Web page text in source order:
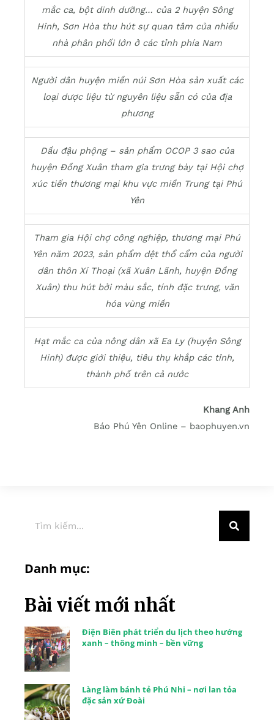
mắc ca, bột dinh dưỡng… của 2 huyện Sông
Hinh, Sơn Hòa thu hút sự quan tâm của nhiều
nhà phân phối lớn ở các tỉnh phía Nam
Người dân huyện miền núi Sơn Hòa sản xuất các
loại dược liệu từ nguyên liệu sẵn có của địa
phương
Dầu đậu phộng – sản phẩm OCOP 3 sao của
huyện Đồng Xuân tham gia trưng bày tại Hội chợ
xúc tiến thương mại khu vực miền Trung tại Phú
Yên
Tham gia Hội chợ công nghiệp, thương mại Phú
Yên năm 2023, sản phẩm dệt thổ cẩm của người
dân thôn Xí Thoại (xã Xuân Lãnh, huyện Đồng
Xuân) thu hút bởi màu sắc, tính đặc trưng, văn
hóa vùng miền
Hạt mắc ca của nông dân xã Ea Ly (huyện Sông
Hinh) được giới thiệu, tiêu thụ khắp các tỉnh,
thành phố trên cả nước
Khang Anh
Báo Phú Yên Online – baophuyen.vn
Danh mục:
Bài viết mới nhất
Điện Biên phát triển du lịch theo hướng
xanh – thông minh – bền vững
Làng làm bánh tẻ Phú Nhi – nơi lan tỏa
đặc sản xứ Đoài